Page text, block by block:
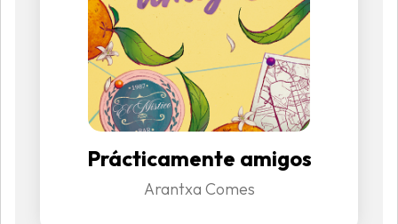
Prácticamente amigos
Arantxa Comes